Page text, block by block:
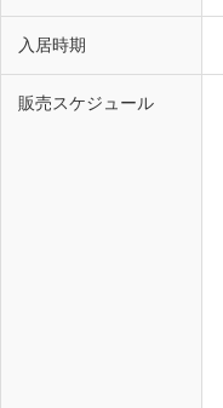
入居時期
販売スケジュール